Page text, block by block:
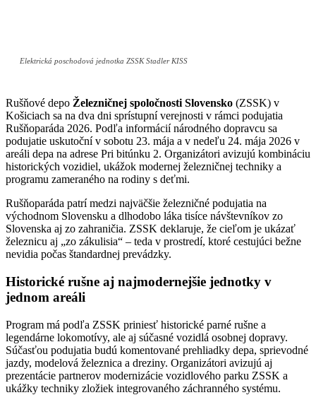
Elektrická poschodová jednotka ZSSK Stadler KISS
Rušňové depo Železničnej spoločnosti Slovensko (ZSSK) v
Košiciach sa na dva dni sprístupní verejnosti v rámci podujatia
Rušňoparáda 2026. Podľa informácií národného dopravcu sa
podujatie uskutoční v sobotu 23. mája a v nedeľu 24. mája 2026 v
areáli depa na adrese Pri bitúnku 2. Organizátori avizujú kombináciu
historických vozidiel, ukážok modernej železničnej techniky a
programu zameraného na rodiny s deťmi.
Rušňoparáda patrí medzi najväčšie železničné podujatia na
východnom Slovensku a dlhodobo láka tisíce návštevníkov zo
Slovenska aj zo zahraničia. ZSSK deklaruje, že cieľom je ukázať
železnicu aj „zo zákulisia“ – teda v prostredí, ktoré cestujúci bežne
nevidia počas štandardnej prevádzky.
Historické rušne aj najmodernejšie jednotky v
jednom areáli
Program má podľa ZSSK priniesť historické parné rušne a
legendárne lokomotívy, ale aj súčasné vozidlá osobnej dopravy.
Súčasťou podujatia budú komentované prehliadky depa, sprievodné
jazdy, modelová železnica a dreziny. Organizátori avizujú aj
prezentácie partnerov modernizácie vozidlového parku ZSSK a
ukážky techniky zložiek integrovaného záchranného systému.